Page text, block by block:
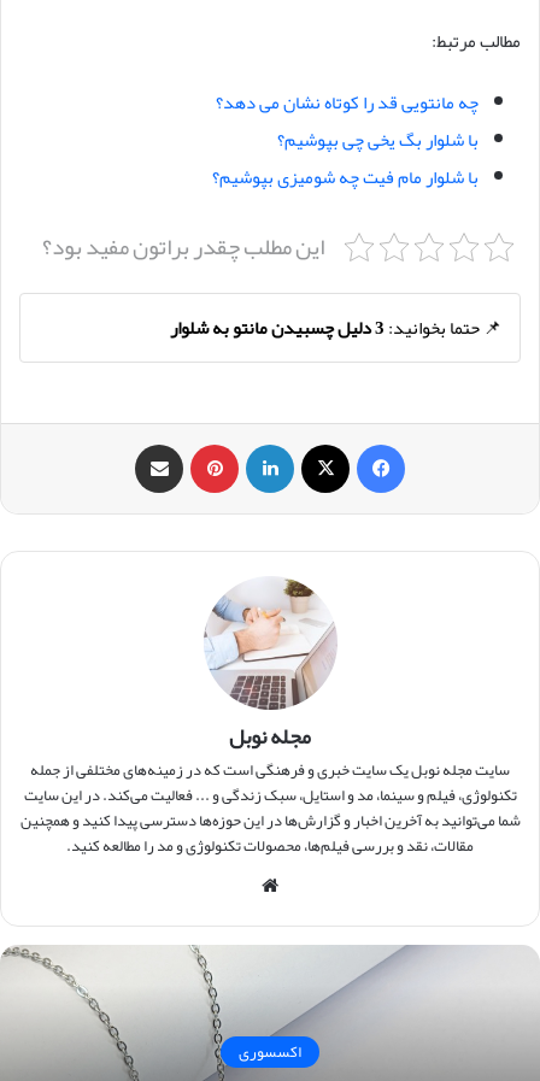
مطالب مرتبط:
چه مانتویی قد را کوتاه نشان می دهد؟
با شلوار بگ یخی چی بپوشیم؟
با شلوار مام فیت چه شومیزی بپوشیم؟
این مطلب چقدر براتون مفید بود؟
📌 حتما بخوانید:3 دلیل چسبیدن مانتو به شلوار
فیس بوک ‫پین‌ترست
مجله نوبل
سایت مجله نوبل یک سایت خبری و فرهنگی است که در زمینه‌های مختلفی از جمله
تکنولوژی، فیلم و سینما، مد و استایل، سبک زندگی و ... فعالیت می‌کند. در این سایت
شما می‌توانید به آخرین اخبار و گزارش‌ها در این حوزه‌ها دسترسی پیدا کنید و همچنین
مقالات، نقد و بررسی فیلم‌ها، محصولات تکنولوژی و مد را مطالعه کنید.
اکسسوری